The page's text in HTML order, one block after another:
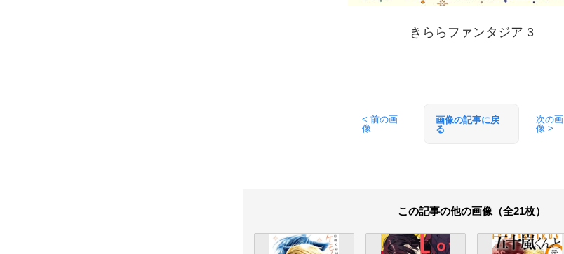
きららファンタジア 3
< 前の画
像
画像の記事に戻
る
次の画
像 >
この記事の他の画像（全21枚）